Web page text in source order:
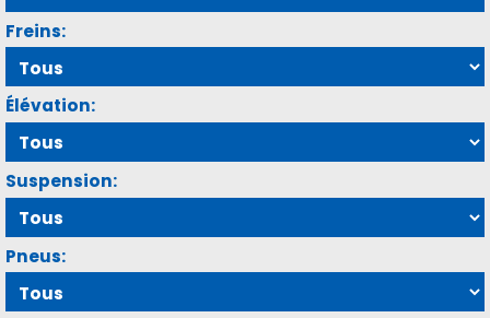
Freins:
Élévation:
Suspension:
Pneus: